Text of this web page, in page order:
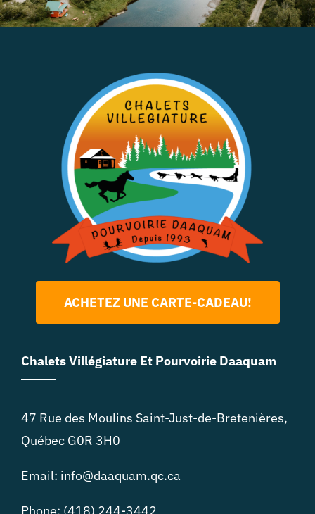
ACHETEZ UNE CARTE-CADEAU!
Chalets Villégiature Et Pourvoirie Daaquam
47 Rue des Moulins Saint-Just-de-Bretenières,
Québec G0R 3H0
Email: info@daaquam.qc.ca
Phone: (418) 244-3442